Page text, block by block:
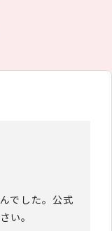
でした。公式
い。